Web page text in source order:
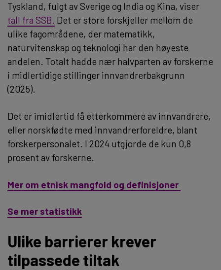
Tyskland, fulgt av Sverige og India og Kina, viser
tall fra SSB. Det er store forskjeller mellom de
ulike fagområdene, der matematikk,
naturvitenskap og teknologi har den høyeste
andelen. Totalt hadde nær halvparten av forskerne
i midlertidige stillinger innvandrerbakgrunn
(2025).
Det er imidlertid få etterkommere av innvandrere,
eller norskfødte med innvandrerforeldre, blant
forskerpersonalet. I 2024 utgjorde de kun 0,8
prosent av forskerne.
Mer om etnisk mangfold og definisjoner
Se mer statistikk
Ulike barrierer krever
tilpassede tiltak